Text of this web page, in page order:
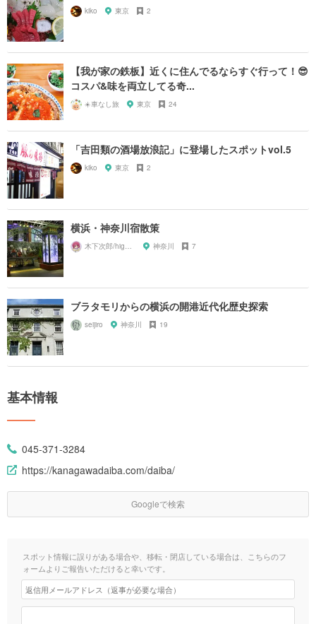
kiko 東京 2
【我が家の鉄板】近くに住んでるならすぐ行って！😎
コスパ&味を両立してる奇...
☀️車なし旅 東京 24
「吉田類の酒場放浪記」に登場したスポットvol.5
kiko 東京 2
横浜・神奈川宿散策
神奈川 7
ブラタモリからの横浜の開港近代化歴史探索
seijiro 神奈川 19
基本情報
045-371-3284
https://kanagawadaiba.com/daiba/
Googleで検索
スポット情報に誤りがある場合や、移転・閉店している場合は、こちらのフ
ォームよりご報告いただけると幸いです。